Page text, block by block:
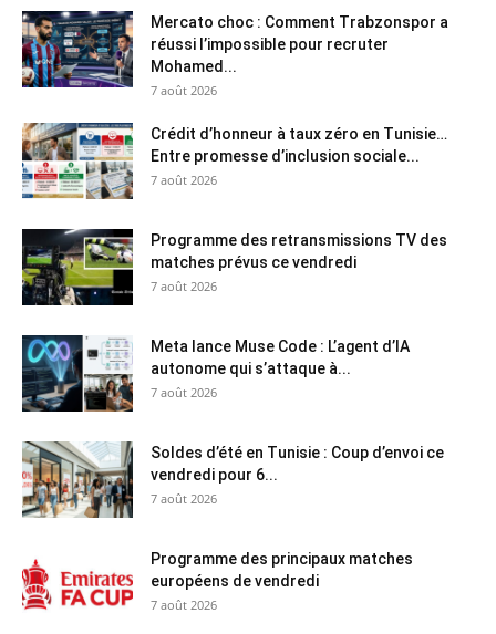
Mercato choc : Comment Trabzonspor a
réussi l’impossible pour recruter
Mohamed...
7 août 2026
Crédit d’honneur à taux zéro en Tunisie…
Entre promesse d’inclusion sociale...
7 août 2026
Programme des retransmissions TV des
matches prévus ce vendredi
7 août 2026
Meta lance Muse Code : L’agent d’IA
autonome qui s’attaque à...
7 août 2026
Soldes d’été en Tunisie : Coup d’envoi ce
vendredi pour 6...
7 août 2026
Programme des principaux matches
européens de vendredi
7 août 2026